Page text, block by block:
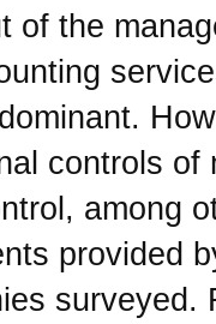
of the
controls
among
provided
surveyed.